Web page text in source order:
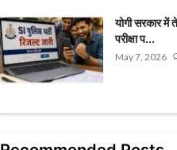
योगी सरकार में
परीक्षा प...
May 7, 2026